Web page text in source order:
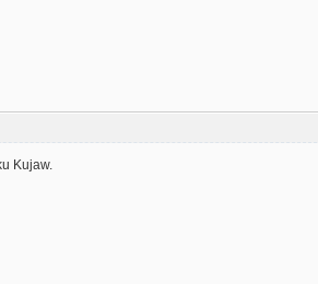
Kujaw.